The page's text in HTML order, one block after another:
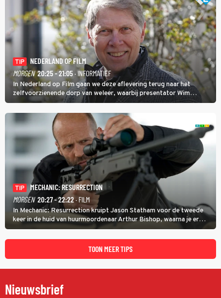
TIP
NEDERLAND OP FILM
MORGEN 20:25 - 21:05· INFORMATIEF
In Nederland op Film gaan we deze aflevering terug naar het
zelfvoorzienende dorp van weleer, waarbij presentator Wim
Daniëls de kijkers meeneemt op reis door de tijd aan de hand van
unieke amateurbeelden uit verschillende decennia. (HH)
TIP
MECHANIC: RESURRECTION
MORGEN 20:27 - 22:22· FILM
In Mechanic: Resurrection kruipt Jason Statham voor de tweede
keer in de huid van huurmoordenaar Arthur Bishop, waarna je er
donder op kunt zeggen dat er van Bishops geplande pensioen niet
veel terechtkomt.
TOON MEER TIPS
Nieuwsbrief